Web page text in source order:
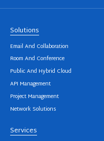
Solutions
Email And Collaboration
Room And Conference
Public And Hybrid Cloud
API Management
Project Management
Network Solutions
Services